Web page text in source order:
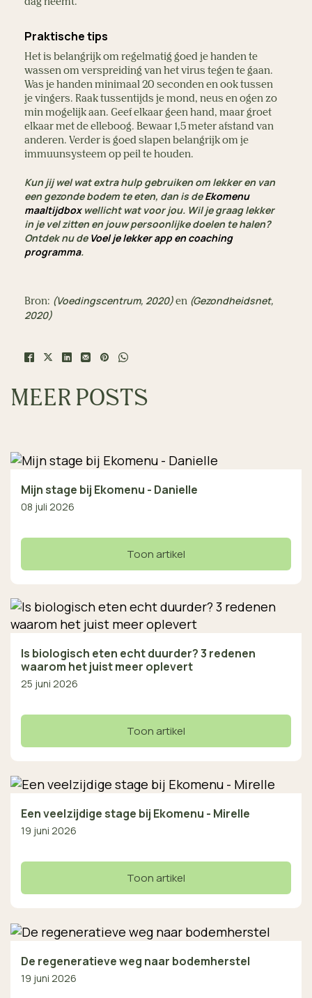
dag neemt.
Praktische tips
Het is belangrijk om regelmatig goed je handen te
wassen om verspreiding van het virus tegen te gaan.
Was je handen minimaal 20 seconden en ook tussen
je vingers. Raak tussentijds je mond, neus en ogen zo
min mogelijk aan. Geef elkaar geen hand, maar groet
elkaar met de elleboog. Bewaar 1,5 meter afstand van
anderen. Verder is goed slapen belangrijk om je
immuunsysteem op peil te houden.
Kun jij wel wat extra hulp gebruiken om lekker en van
een gezonde bodem te eten, dan is deEkomenu
maaltijdboxwellicht wat voor jou. Wil je graag lekker
in je vel zitten en jouw persoonlijke doelen te halen?
Ontdek nu de Voel je lekker app en coaching
programma.
Bron: (Voedingscentrum, 2020) en (Gezondheidsnet,
2020)
MEER POSTS
Mijn stage bij Ekomenu - Danielle
08 juli 2026
Toon artikel
Is biologisch eten echt duurder? 3 redenen
waarom het juist meer oplevert
25 juni 2026
Toon artikel
Een veelzijdige stage bij Ekomenu - Mirelle
19 juni 2026
Toon artikel
De regeneratieve weg naar bodemherstel
19 juni 2026